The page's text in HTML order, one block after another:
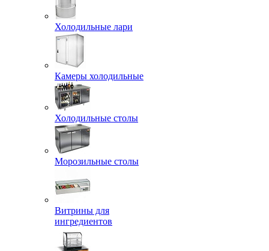
Холодильные лари
Камеры холодильные
Холодильные столы
Морозильные столы
Витрины для
ингредиентов